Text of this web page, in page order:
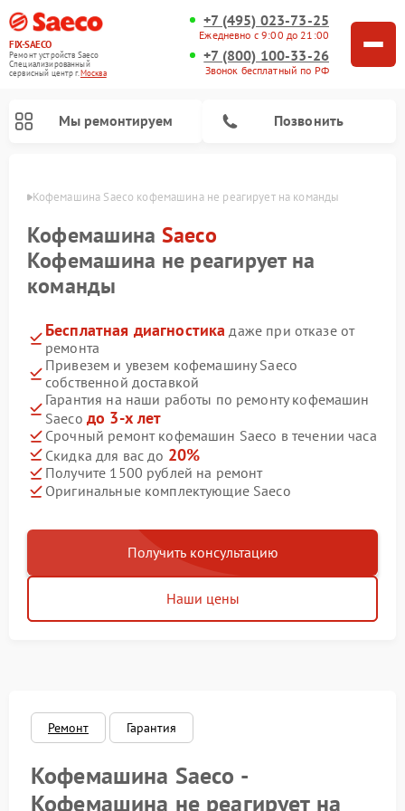
FIX-SAECO
Ремонт устройств Saeco
Специализированный
cервисный центр г.Москва
+7 (495) 023-73-25
Ежедневно с 9:00 до 21:00
+7 (800) 100-33-26
Звонок бесплатный по РФ
Мы ремонтируем Позвонить
Кофемашина Saeco кофемашина не реагирует на команды
Кофемашина Saeco
Кофемашина не реагирует на
команды
Бесплатная диагностика даже при отказе от
ремонта
Привезем и увезем кофемашину Saeco
собственной доставкой
Гарантия на наши работы по ремонту кофемашин
Saeco до 3-х лет
Срочный ремонт кофемашин Saeco в течении часа
Скидка для вас до 20%
Получите 1500 рублей на ремонт
Оригинальные комплектующие Saeco
Получить консультацию
Наши цены
Ремонт Гарантия
Кофемашина Saeco -
Кофемашина не реагирует на